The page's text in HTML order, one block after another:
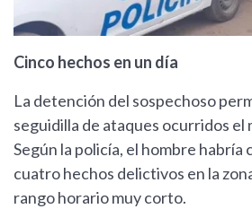
Cinco hechos en un día
La detención del sospechoso
seguidilla de ataques ocurridos el
Según la policía, el hombre
cuatro hechos delictivos en la
rango horario muy corto.